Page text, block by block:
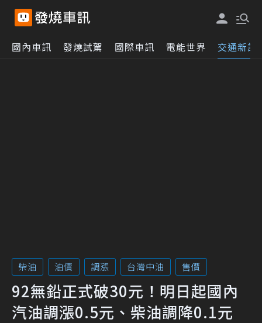
國內車訊 發燒試駕 國際車訊 電能世界 交通新訊
柴油 油價 調漲 台灣中油 售價
92無鉛正式破30元！明日起國內
汽油調漲0.5元、柴油調降0.1元